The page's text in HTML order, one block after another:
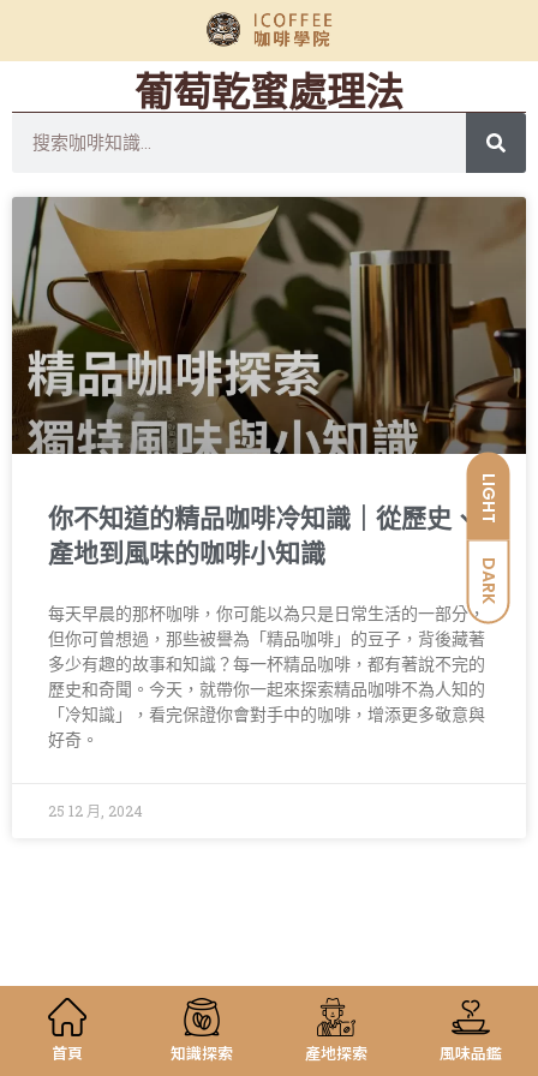
LIGHT
DARK
葡萄乾蜜處理法
你不知道的精品咖啡冷知識｜從歷史、
產地到風味的咖啡小知識
每天早晨的那杯咖啡，你可能以為只是日常生活的一部分，
但你可曾想過，那些被譽為「精品咖啡」的豆子，背後藏著
多少有趣的故事和知識？每一杯精品咖啡，都有著說不完的
歷史和奇聞。今天，就帶你一起來探索精品咖啡不為人知的
「冷知識」，看完保證你會對手中的咖啡，增添更多敬意與
好奇。
25 12 月, 2024
首頁 知識探索 產地探索 風味品鑑